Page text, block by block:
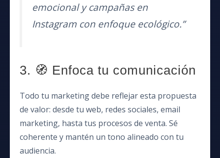
emocional y campañas en
Instagram con enfoque ecológico.”
3. 🧭 Enfoca tu comunicación
Todo tu marketing debe reflejar esta propuesta
de valor: desde tu web, redes sociales, email
marketing, hasta tus procesos de venta. Sé
coherente y mantén un tono alineado con tu
audiencia.